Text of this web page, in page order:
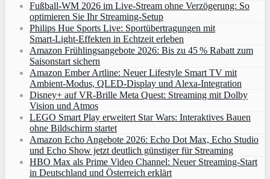
Fußball-WM 2026 im Live-Stream ohne Verzögerung: So
optimieren Sie Ihr Streaming-Setup
Philips Hue Sports Live: Sportübertragungen mit
Smart‑Light‑Effekten in Echtzeit erleben
Amazon Frühlingsangebote 2026: Bis zu 45 % Rabatt zum
Saisonstart sichern
Amazon Ember Artline: Neuer Lifestyle Smart TV mit
Ambient‑Modus, QLED‑Display und Alexa‑Integration
Disney+ auf VR-Brille Meta Quest: Streaming mit Dolby
Vision und Atmos
LEGO Smart Play erweitert Star Wars: Interaktives Bauen
ohne Bildschirm startet
Amazon Echo Angebote 2026: Echo Dot Max, Echo Studio
und Echo Show jetzt deutlich günstiger für Streaming
HBO Max als Prime Video Channel: Neuer Streaming‑Start
in Deutschland und Österreich erklärt